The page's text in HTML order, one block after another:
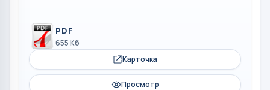
PDF
655 Кб
Карточка
Просмотр